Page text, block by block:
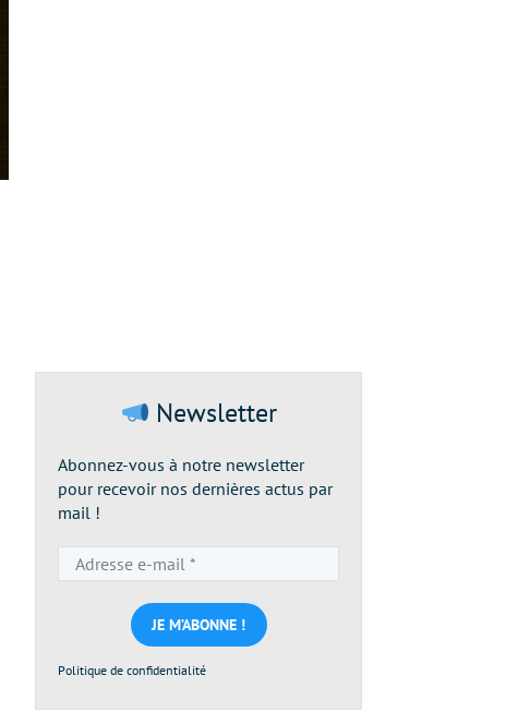
Newsletter
Abonnez-vous à notre newsletter
pour recevoir nos dernières actus par
mail !
e-
mail
*
Politique de confidentialité